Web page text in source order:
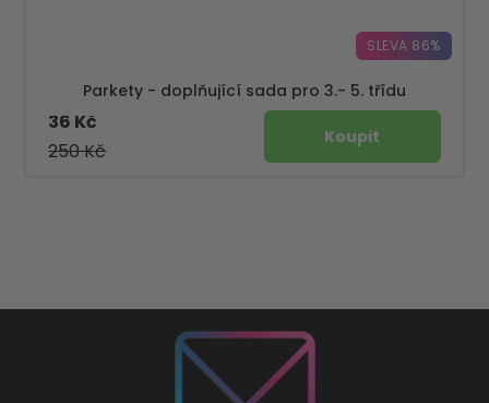
SLEVA 86%
Parkety - doplňující sada pro 3.- 5. třídu
250 Kč
36 Kč